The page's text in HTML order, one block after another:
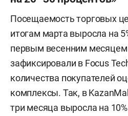
Посещаемость торговых
итогам марта выросла на
первым весенним месяцем
зафиксировали в Focus
количества покупателей
комплексы. Так, в
три месяца выросла на